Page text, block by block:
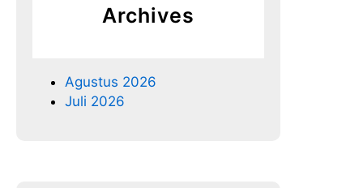
Archives
Agustus 2026
Juli 2026